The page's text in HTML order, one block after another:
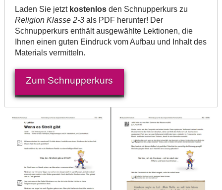
Laden Sie jetzt kostenlosden Schnupperkurs zu
Religion Klasse 2-3als PDF herunter! Der
Schnupperkurs enthält ausgewählte Lektionen, die
Ihnen einen guten Eindruck vom Aufbau und Inhalt des
Materials vermitteln.
Zum Schnupperkurs